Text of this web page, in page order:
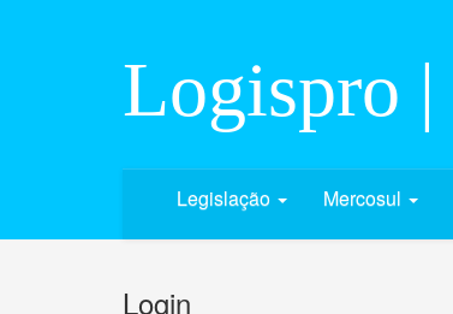
Logispro |
Legislação Mercosul
Login